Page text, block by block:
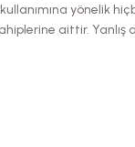
kullanımına yönelik
aittir. Yanlış